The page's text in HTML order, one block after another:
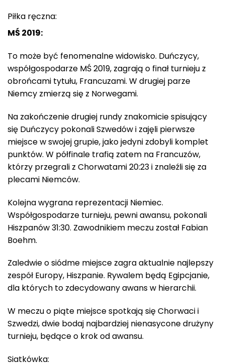
Piłka ręczna:
MŚ 2019:
To może być fenomenalne widowisko. Duńczycy,
współgospodarze MŚ 2019, zagrają o finał turnieju z
obrońcami tytułu, Francuzami. W drugiej parze
Niemcy zmierzą się z Norwegami.
Na zakończenie drugiej rundy znakomicie spisujący
się Duńczycy pokonali Szwedów i zajęli pierwsze
miejsce w swojej grupie, jako jedyni zdobyli komplet
punktów. W półfinale trafią zatem na Francuzów,
którzy przegrali z Chorwatami 20:23 i znaleźli się za
plecami Niemców.
Kolejna wygrana reprezentacji Niemiec.
Współgospodarze turnieju, pewni awansu, pokonali
Hiszpanów 31:30. Zawodnikiem meczu został Fabian
Boehm.
Zaledwie o siódme miejsce zagra aktualnie najlepszy
zespół Europy, Hiszpanie. Rywalem będą Egipcjanie,
dla których to zdecydowany awans w hierarchii.
W meczu o piąte miejsce spotkają się Chorwaci i
Szwedzi, dwie bodaj najbardziej nienasycone drużyny
turnieju, będące o krok od awansu.
Siatkówka: